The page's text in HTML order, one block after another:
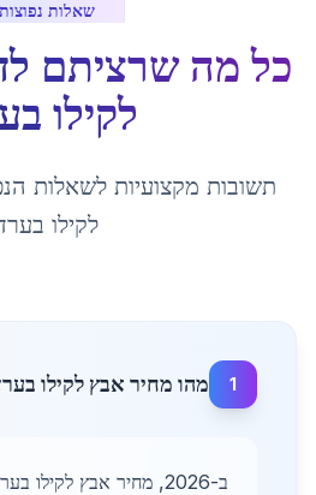
שאלות נפוצות
כל מה שרציתם
לקילו ב
תשובות מקצועיות לשאלות
לקילו ב
1 מהו מחיר אבץ לקילו בערד ב-